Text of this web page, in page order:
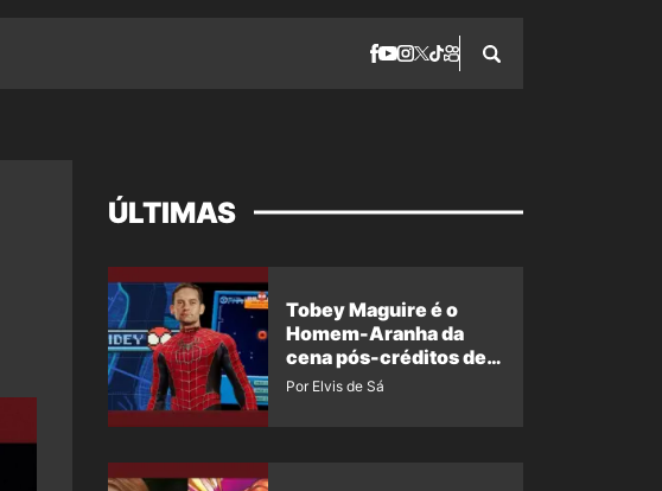
ÚLTIMAS
Tobey Maguire é o
Homem-Aranha da
cena pós-créditos de
Um Novo Dia?
Por Elvis de Sá